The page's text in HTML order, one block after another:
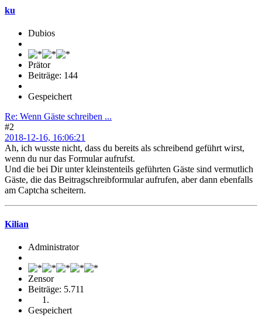
ku
Dubios
Prätor
Beiträge: 144
Gespeichert
Re: Wenn Gäste schreiben ...
#2
2018-12-16, 16:06:21
Ah, ich wusste nicht, dass du bereits als schreibend geführt wirst,
wenn du nur das Formular aufrufst.
Und die bei Dir unter kleinstenteils geführten Gäste sind vermutlich
Gäste, die das Beitragschreibformular aufrufen, aber dann ebenfalls
am Captcha scheitern.
Kilian
Administrator
Zensor
Beiträge: 5.711
Gespeichert